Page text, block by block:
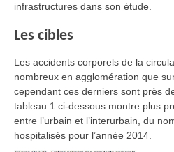
infrastructures dans son étude.
Les cibles
Les accidents corporels de la
nombreux en agglomération que
cependant ces derniers sont près
tableau 1 ci-dessous montre plus
entre l’urbain et l’interurbain, du
hospitalisés pour l’année 2014.